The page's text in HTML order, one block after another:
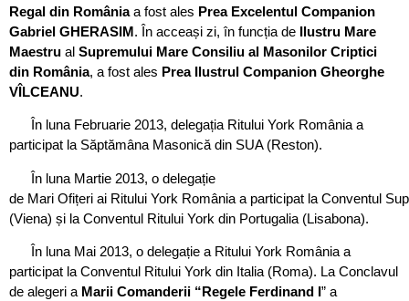
Regal din Româniaa fost ales Prea Excelentul Companion
Gabriel GHERASIM. În acceași zi, în funcția de Ilustru Mare
Maestru al Supremului Mare Consiliu al Masonilor Criptici
din România, a fost ales Prea Ilustrul Companion Gheorghe
VÎLCEANU.
În luna Februarie 2013, delegația Ritului York România a
participat la Săptămâna Masonică din SUA (Reston).
În luna Martie 2013, o delegație
de Mari Ofițeri ai Ritului York România a participat la Conventul
(Viena) și la Conventul Ritului York din Portugalia (Lisabona).
În luna Mai 2013, o delegație a Ritului York România a
participat la Conventul Ritului York din Italia (Roma). La Conclavul
de alegeri a Marii Comanderii “Regele Ferdinand I” a